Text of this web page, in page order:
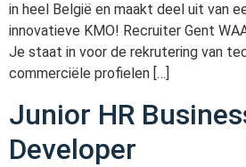
in heel België en maakt deel uit van
innovatieve KMO! Recruiter Gent
Je staat in voor de rekrutering van
commerciële profielen […]
Junior HR
Developer